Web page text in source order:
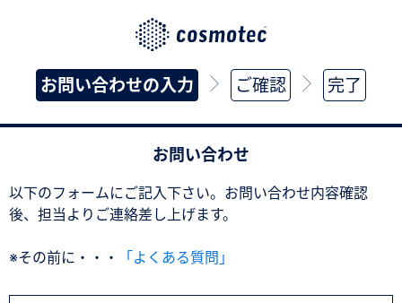
お問い合わせの入力 ご確認 完了
お問い合わせ
以下のフォームにご記入下さい。お問い合わせ内容確認
後、担当よりご連絡差し上げます。
※その前に・・・ 「よくある質問」